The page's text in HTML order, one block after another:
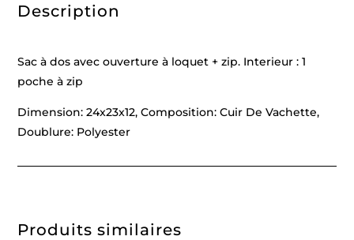
Description
Sac à dos avec ouverture à loquet + zip. Interieur : 1
poche à zip
Dimension: 24x23x12, Composition: Cuir De Vachette,
Doublure: Polyester
Produits similaires